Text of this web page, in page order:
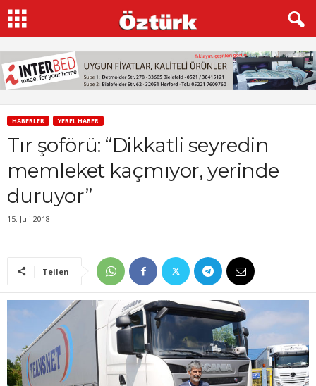
HABERLER YEREL HABER
Tır şoförü: “Dikkatli seyredin
memleket kaçmıyor, yerinde
duruyor”
15. Juli 2018
Teilen